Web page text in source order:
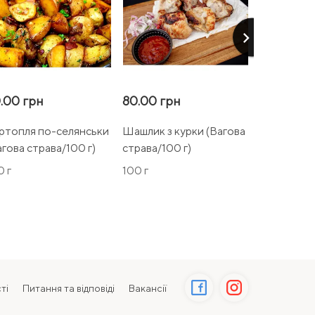
keyboard_arrow_right
грн
по-селянськи
страва/100 г)
г
80.00 грн
Шашлик з курки (Вагова
страва/100 г)
100 г
Питання та відповіді Вакансії